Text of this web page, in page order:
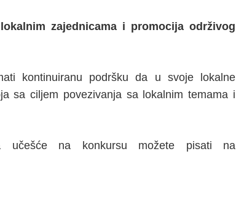
zajednicama i promocija održivog
kontinuiranu podršku da u svoje lokalne
sa ciljem povezivanja sa lokalnim temama i
učešće na konkursu možete pisati na